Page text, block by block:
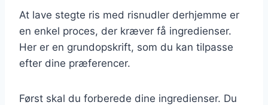
At lave stegte ris med risnudler derhjemme er
en enkel proces, der kræver få ingredienser.
Her er en grundopskrift, som du kan tilpasse
efter dine præferencer.
Først skal du forberede dine ingredienser. Du